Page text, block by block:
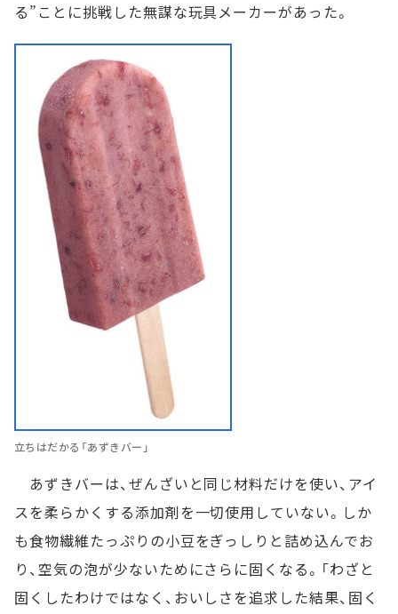
る”ことに挑戦した無謀な玩具メーカーがあった。
立ちはだかる「あずきバー」
あずきバーは、ぜんざいと同じ材料だけを使い、アイ
スを柔らかくする添加剤を一切使用していない。しか
も食物繊維たっぷりの小豆をぎっしりと詰め込んでお
り、空気の泡が少ないためにさらに固くなる。「わざと
固くしたわけではなく、おいしさを追求した結果、固く